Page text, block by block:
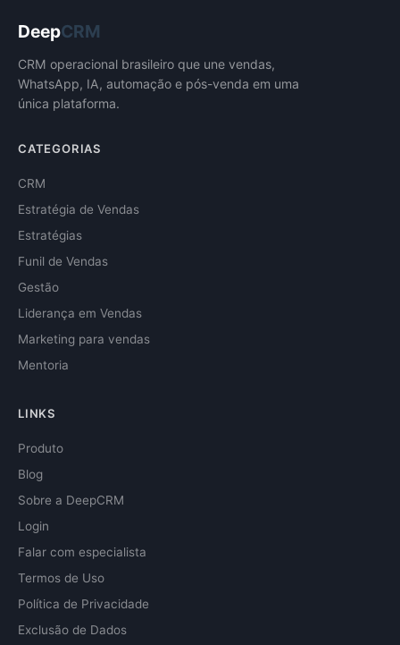
DeepCRM
CRM operacional brasileiro que une vendas,
WhatsApp, IA, automação e pós-venda em uma
única plataforma.
CATEGORIAS
CRM
Estratégia de Vendas
Estratégias
Funil de Vendas
Gestão
Liderança em Vendas
Marketing para vendas
Mentoria
LINKS
Produto
Blog
Sobre a DeepCRM
Login
Falar com especialista
Termos de Uso
Política de Privacidade
Exclusão de Dados